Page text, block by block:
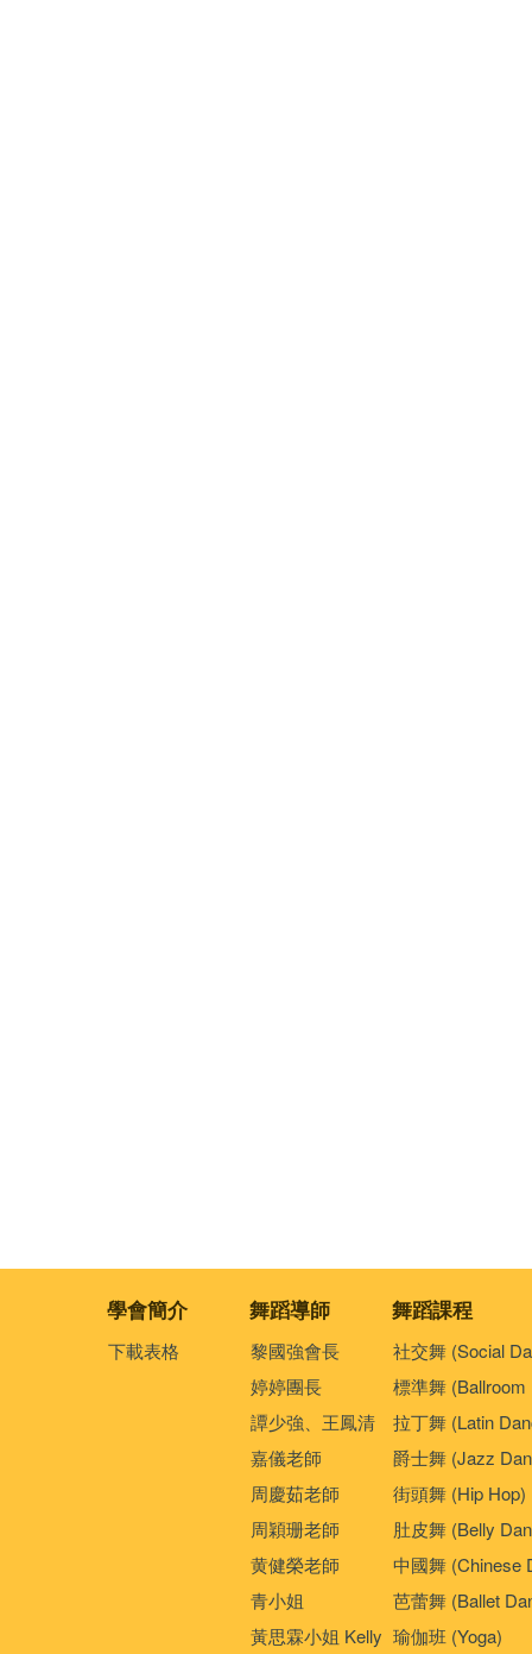
學會簡介 舞蹈導師 舞蹈課程
下載表格
黎國強會長
婷婷團長
譚少強、王鳳清
嘉儀老師
周慶茹老師
周穎珊老師
黄健榮老師
青小姐
黃思霖小姐 Kelly
社交舞 (Social
標準舞 (Ballroom
拉丁舞 (Latin
爵士舞 (Jazz
街頭舞 (Hip Hop)
肚皮舞 (Belly
中國舞 (Chinese
芭蕾舞 (Ballet
瑜伽班 (Yoga)